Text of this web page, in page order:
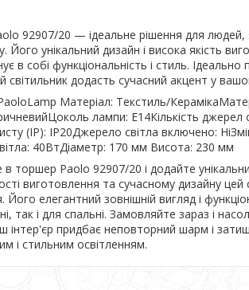
92907/20 — ідеальне рішення для людей,
Його унікальний дизайн і висока якість
в собі функціональність і стиль. Ідеально
світильник додасть сучасний акцент у
Матеріал: Текстиль/
лампи: E14Кількість джерел
(IP): IP20Джерело світла включено:
40ВтДіаметр: 170 мм Висота: 230 мм
в торшер Paolo 92907/20 і додайте
виготовлення та сучасному дизайну
Його елегантний зовнішній вигляд і
так і для спальні. Замовляйте зараз і
інтер'єр придбає неповторний шарм і
і стильним освітленням.